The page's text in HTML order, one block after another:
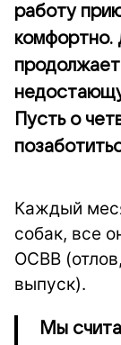
работу
комфортно.
Пусть о
Каждый
собак, все
ОСВВ
выпуск).
Мы